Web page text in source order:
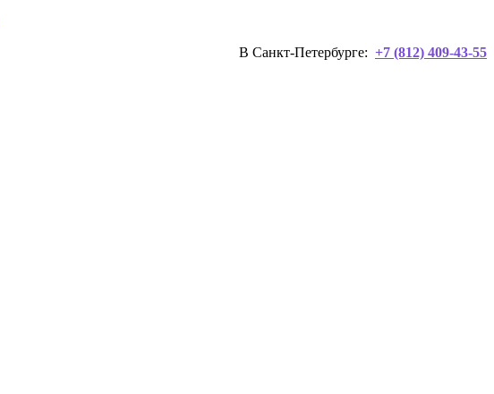
В Санкт-Петербурге: +7 (812) 409-43-55